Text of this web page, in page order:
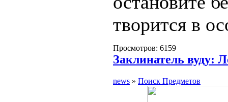
творится в
Просмотров: 6159
Заклинатель вуду:
news » Поиск Предметов